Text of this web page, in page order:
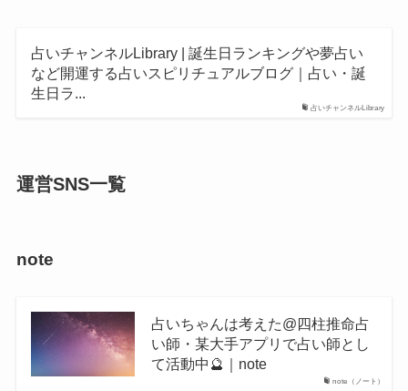
占いチャンネルLibrary
占いチャンネルLibrary | 誕生日ランキングや夢占い
など開運する占いスピリチュアルブログ｜占い・誕
生日ラ...
運営SNS一覧
note
note（ノート）
占いちゃんは考えた@四柱推命占
い師・某大手アプリで占い師とし
て活動中🔮｜note